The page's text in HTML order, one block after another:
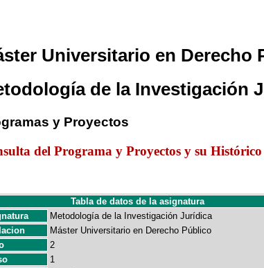
Universitario en Derecho
de la Investigación
y Proyectos
del Programa y Proyectos y su Histórico
Tabla de datos de la asignatura
Metodología de la Investigación Jurídica
Máster Universitario en Derecho Público
2
1